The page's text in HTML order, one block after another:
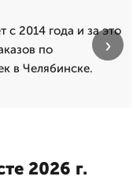
2014 года и за это
по
в Челябинске.
›
2026 г.